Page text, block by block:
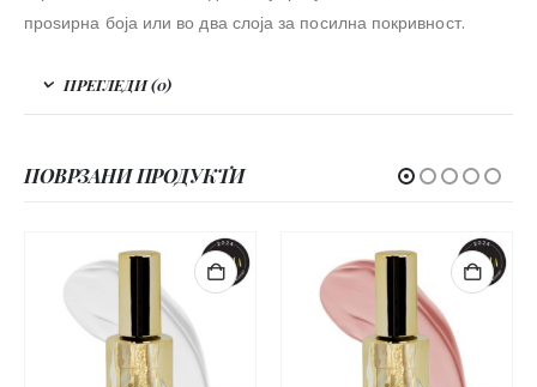
проѕирна боја или во два слоја за посилна покривност.
ПРЕГЛЕДИ (0)
ПОВРЗАНИ ПРОДУКТИ